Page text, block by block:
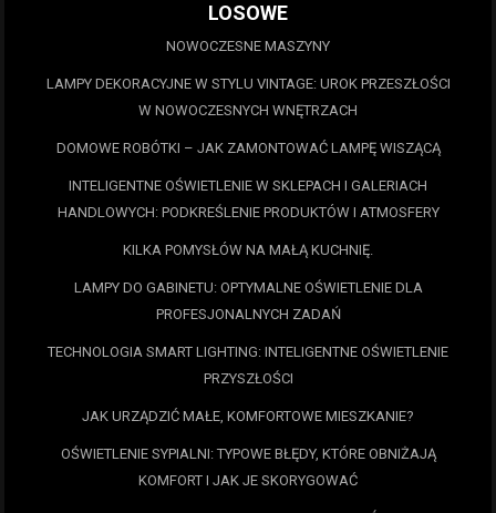
LOSOWE
NOWOCZESNE MASZYNY
LAMPY DEKORACYJNE W STYLU VINTAGE: UROK PRZESZŁOŚCI
W NOWOCZESNYCH WNĘTRZACH
DOMOWE ROBÓTKI – JAK ZAMONTOWAĆ LAMPĘ WISZĄCĄ
INTELIGENTNE OŚWIETLENIE W SKLEPACH I GALERIACH
HANDLOWYCH: PODKREŚLENIE PRODUKTÓW I ATMOSFERY
KILKA POMYSŁÓW NA MAŁĄ KUCHNIĘ.
LAMPY DO GABINETU: OPTYMALNE OŚWIETLENIE DLA
PROFESJONALNYCH ZADAŃ
TECHNOLOGIA SMART LIGHTING: INTELIGENTNE OŚWIETLENIE
PRZYSZŁOŚCI
JAK URZĄDZIĆ MAŁE, KOMFORTOWE MIESZKANIE?
OŚWIETLENIE SYPIALNI: TYPOWE BŁĘDY, KTÓRE OBNIŻAJĄ
KOMFORT I JAK JE SKORYGOWAĆ